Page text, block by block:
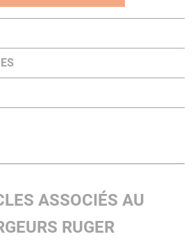
ASSOCIÉS AU
RUGER